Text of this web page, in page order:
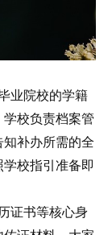
业院校的学籍
校负责档案管
补办所需的全
校指引准备即
证书等核心身